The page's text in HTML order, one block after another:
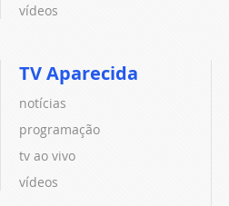
vídeos
TV Aparecida
notícias
programação
tv ao vivo
vídeos